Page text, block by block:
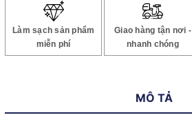
Làm sạch sản phẩm
miễn phí
Giao hàng tận nơi -
nhanh chóng
MÔ TẢ